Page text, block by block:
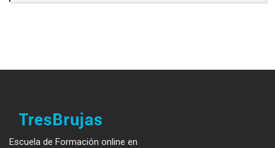
Escuela de Formación online en